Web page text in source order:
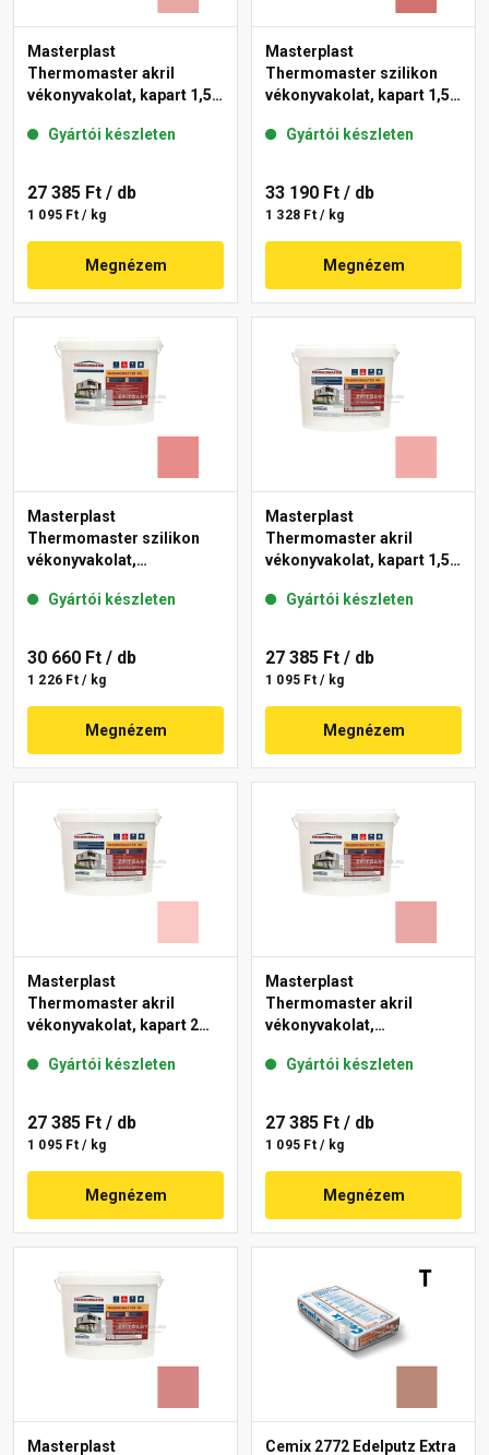
Masterplast
Thermomaster akril
vékonyvakolat, kapart 1,5
Gyártói készleten
27 385 Ft / db
1 095 Ft / kg
Megnézem
Masterplast
Thermomaster szilikon
vékonyvakolat, kapart 1,5
Gyártói készleten
33 190 Ft / db
1 328 Ft / kg
Megnézem
Masterplast
Thermomaster szilikon
vékonyvakolat,
22-D 25 kg
Gyártói készleten
30 660 Ft / db
1 226 Ft / kg
Megnézem
Masterplast
Thermomaster akril
vékonyvakolat, kapart 1,5
Gyártói készleten
27 385 Ft / db
1 095 Ft / kg
Megnézem
Masterplast
Thermomaster akril
vékonyvakolat, kapart 2
Gyártói készleten
27 385 Ft / db
1 095 Ft / kg
Megnézem
Masterplast
Thermomaster akril
vékonyvakolat,
21-E 25 kg
Gyártói készleten
27 385 Ft / db
1 095 Ft / kg
Megnézem
Masterplast
Cemix 2772 Edelputz Extra